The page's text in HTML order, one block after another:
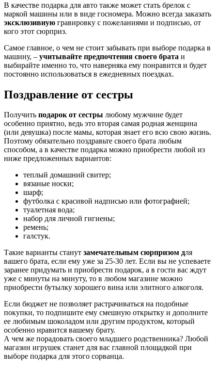
В качестве подарка для авто также может стать брелок с
маркой машины или в виде госномера. Можно всегда заказать
эксклюзивную гравировку с пожеланиями и подписью, от
кого этот сюрприз.
Самое главное, о чем не стоит забывать при выборе подарка в
машину, – учитывайте предпочтения своего брата и
выбирайте именно то, что наверняка ему понравится и будет
постоянно использоваться в ежедневных поездках.
Поздравление от сестры
Получить подарок от сестры любому мужчине будет
особенно приятно, ведь это вторая самая родная женщина
(или девушка) после мамы, которая знает его всю свою жизнь.
Поэтому обязательно поздравьте своего брата любым
способом, а в качестве подарка можно приобрести любой из
ниже предложенных вариантов:
теплый домашний свитер;
вязаные носки;
шарф;
футболка с красивой надписью или фотографией;
туалетная вода;
набор для личной гигиены;
ремень;
галстук.
Такие варианты станут замечательным сюрпризом для
вашего брата, если ему уже за 25-30 лет. Если вы не успеваете
заранее придумать и приобрести подарок, а в гости вас ждут
уже с минуты на минуту, то в любом магазине можно
приобрести бутылку хорошего вина или элитного алкоголя.
Если бюджет не позволяет растрачиваться на подобные
покупки, то подпишите ему смешную открытку и дополните
ее любимым шоколадом или другим продуктом, который
особенно нравится вашему брату.
А чем же порадовать своего младшего родственника? Любой
магазин игрушек станет для вас главной площадкой при
выборе подарка для этого сорванца.